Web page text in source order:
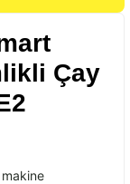
Çay
makine